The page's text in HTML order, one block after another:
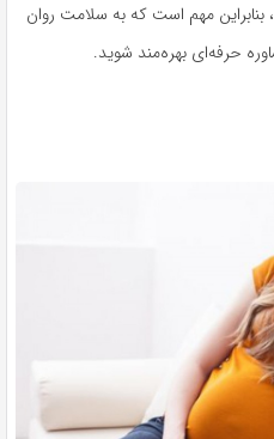
بنابراین مهم است که به سلامت روان
حرفه‌ای بهره‌مند شوید.